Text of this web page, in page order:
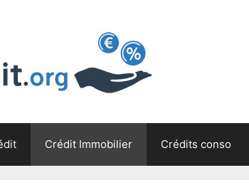
Crédit Immobilier Crédits conso